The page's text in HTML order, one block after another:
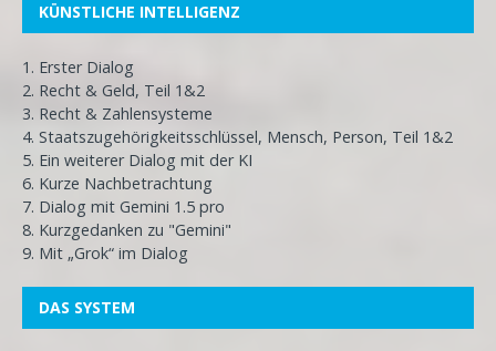
KÜNSTLICHE INTELLIGENZ
1. Erster Dialog
2. Recht & Geld, Teil 1&2
3. Recht & Zahlensysteme
4. Staatszugehörigkeitsschlüssel, Mensch, Person, Teil 1&2
5. Ein weiterer Dialog mit der KI
6. Kurze Nachbetrachtung
7. Dialog mit Gemini 1.5 pro
8. Kurzgedanken zu "Gemini"
9. Mit „Grok“ im Dialog
DAS SYSTEM